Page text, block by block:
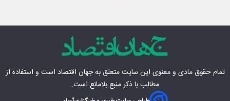
تمام حقوق مادی‌ و معنوی این سایت متعلق بهجهان اقتصاد است و استفاده از
مطالب با ذکر منبع بلامانع است.